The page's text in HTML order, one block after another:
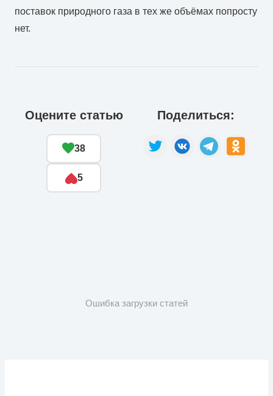
поставок природного газа в тех же объёмах попросту
нет.
Оцените статью
38
5
Поделиться:
Ошибка загрузки статей